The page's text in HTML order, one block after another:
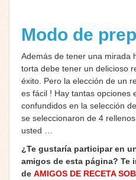
Modo de
Además de tener una mirada
torta debe tener un delicioso
éxito. Pero la elección de un
es fácil ! Hay tantas opciones
confundidos en la selección
se seleccionaron de 4
usted …
¿Te gustaría participar en
amigos de esta página? Te
de AMIGOS DE RECETA